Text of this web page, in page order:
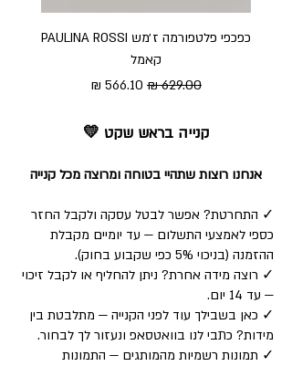
כפכפי פלטפורמה ז׳מש PAULINA ROSSI
קאמל
מחיר רגיל מחיר מבצע
קנייה בראש שקט 💛
אנחנו רוצות שתהיי בטוחה ומרוצה מכל קנייה
✓ התחרטת? אפשר לבטל עסקה ולקבל החזר
כספי לאמצעי התשלום — עד יומיים מקבלת
ההזמנה (בניכוי 5% כפי שקבוע בחוק).
✓ רוצה מידה אחרת? ניתן להחליף או לקבל זיכוי
— עד 14 יום.
✓ כאן בשבילך עוד לפני הקנייה — מתלבטת בין
מידות? כתבי לנו בוואטסאפ ונעזור לך לבחור.
✓ תמונות רשמיות מהמותגים — התמונות